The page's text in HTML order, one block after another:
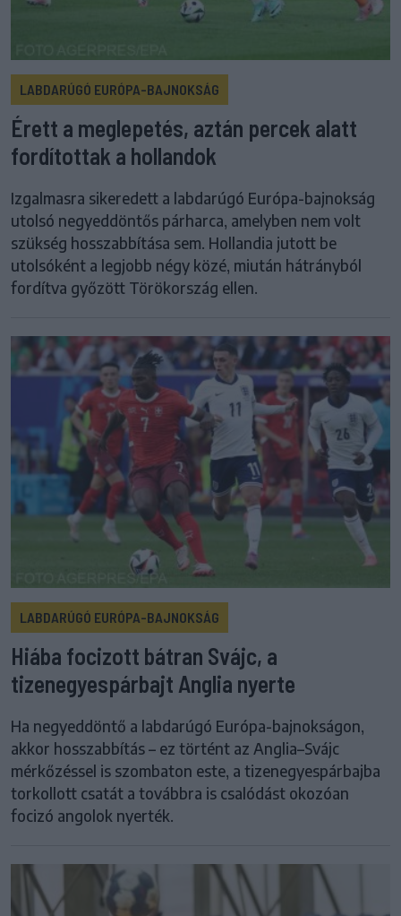
LABDARÚGÓ EURÓPA-BAJNOKSÁG
Érett a meglepetés, aztán percek alatt
fordítottak a hollandok
Izgalmasra sikeredett a labdarúgó Európa-bajnokság
utolsó negyeddöntős párharca, amelyben nem volt
szükség hosszabbítása sem. Hollandia jutott be
utolsóként a legjobb négy közé, miután hátrányból
fordítva győzött Törökország ellen.
LABDARÚGÓ EURÓPA-BAJNOKSÁG
Hiába focizott bátran Svájc, a
tizenegyespárbajt Anglia nyerte
Ha negyeddöntő a labdarúgó Európa-bajnokságon,
akkor hosszabbítás – ez történt az Anglia–Svájc
mérkőzéssel is szombaton este, a tizenegyespárbajba
torkollott csatát a továbbra is csalódást okozóan
focizó angolok nyerték.